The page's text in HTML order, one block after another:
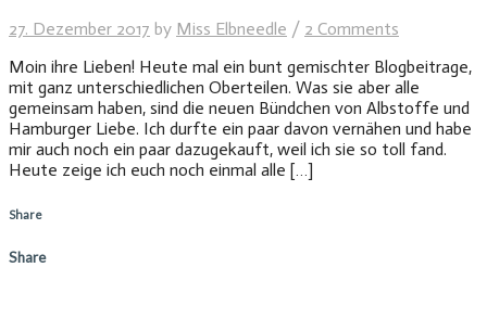
27. Dezember 2017 by Miss Elbneedle / 2 Comments
Moin ihre Lieben! Heute mal ein bunt gemischter Blogbeitrage,
mit ganz unterschiedlichen Oberteilen. Was sie aber alle
gemeinsam haben, sind die neuen Bündchen von Albstoffe und
Hamburger Liebe. Ich durfte ein paar davon vernähen und habe
mir auch noch ein paar dazugekauft, weil ich sie so toll fand.
Heute zeige ich euch noch einmal alle […]
Share
Share